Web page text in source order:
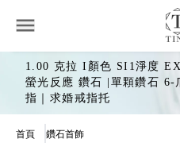
1.00 克拉 I顏色 SI1淨度
螢光反應 鑽石 |單顆鑽石
指｜求婚戒指托
首頁 鑽石首飾